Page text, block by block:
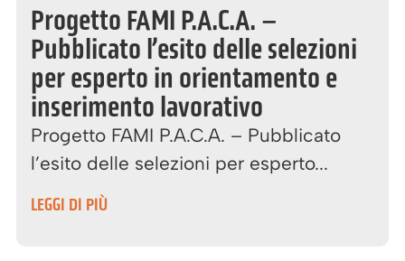
Progetto FAMI P.A.C.A. –
Pubblicato l’esito delle selezioni
per esperto in orientamento e
inserimento lavorativo
Progetto FAMI P.A.C.A. – Pubblicato
l’esito delle selezioni per esperto...
LEGGI DI PIÙ